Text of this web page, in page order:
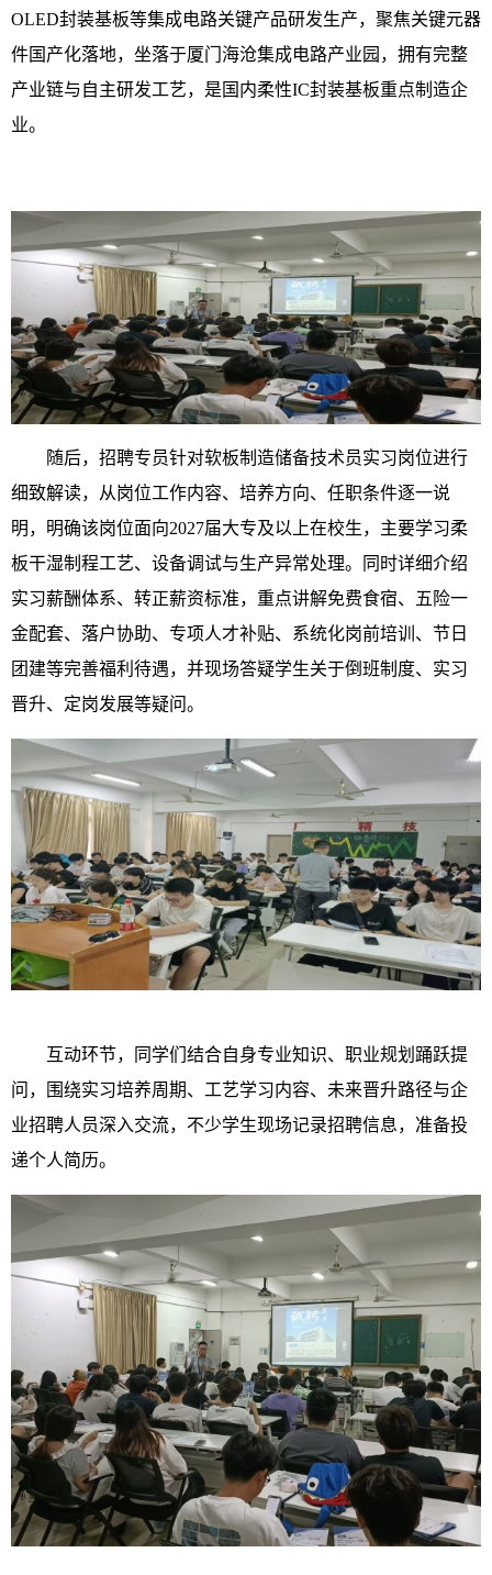
OLED封装基板等集成电路关键产品研发生产，聚焦关键元器
件国产化落地，坐落于厦门海沧集成电路产业园，拥有完整
产业链与自主研发工艺，是国内柔性IC封装基板重点制造企
业。
随后，招聘专员针对软板制造储备技术员实习岗位进行
细致解读，从岗位工作内容、培养方向、任职条件逐一说
明，明确该岗位面向2027届大专及以上在校生，主要学习柔
板干湿制程工艺、设备调试与生产异常处理。同时详细介绍
实习薪酬体系、转正薪资标准，重点讲解免费食宿、五险一
金配套、落户协助、专项人才补贴、系统化岗前培训、节日
团建等完善福利待遇，并现场答疑学生关于倒班制度、实习
晋升、定岗发展等疑问。
互动环节，同学们结合自身专业知识、职业规划踊跃提
问，围绕实习培养周期、工艺学习内容、未来晋升路径与企
业招聘人员深入交流，不少学生现场记录招聘信息，准备投
递个人简历。